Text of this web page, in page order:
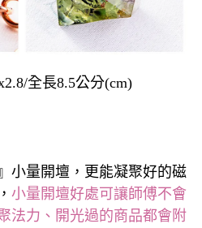
全長8.5公分(cm)
小量開壇，更能凝聚好的磁
小量開壇好處可讓師傅不會
法力、開光過的商品都會附